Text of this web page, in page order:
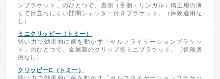
ンブラケット」のひとつで、裏側（舌側・リンガル）矯正用の薄
くて目立ちにくい開閉シャッター付きブラケット。（保険適用な
し）
ミニクリッピー（トミー）
弱い力で効果的に歯を動かす「セルフライゲーションブラケッ
ト」のひとつで、金属製のクリップ型ミニブラケット。（保険適
用なし）
クリッピーC（トミー）